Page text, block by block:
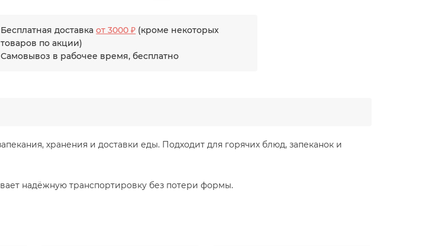
Бесплатная доставкаот 3000 ₽ (кроме некоторых
товаров по акции)
Самовывоз в рабочее время, бесплатно
хранения и доставки еды. Подходит для горячих блюд, запеканок и
надёжную транспортировку без потери формы.